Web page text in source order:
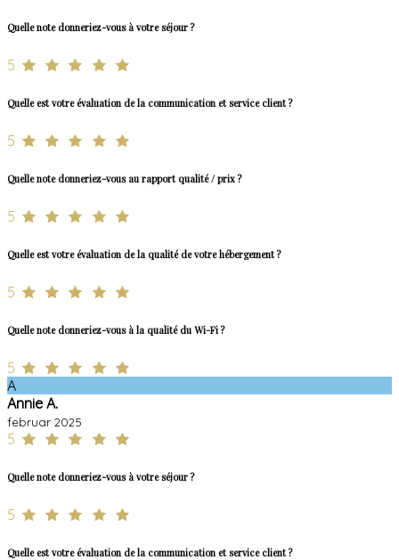
Quelle note donneriez-vous à votre séjour ?
5
Quelle est votre évaluation de la communication et service client ?
5
Quelle note donneriez-vous au rapport qualité / prix ?
5
Quelle est votre évaluation de la qualité de votre hébergement ?
5
Quelle note donneriez-vous à la qualité du Wi-Fi ?
5
A
Annie A.
februar 2025
5
Quelle note donneriez-vous à votre séjour ?
5
Quelle est votre évaluation de la communication et service client ?